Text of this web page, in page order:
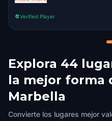
Verified Player
Explora 44
la mejor forma
Marbella
Convierte los lugares mejor